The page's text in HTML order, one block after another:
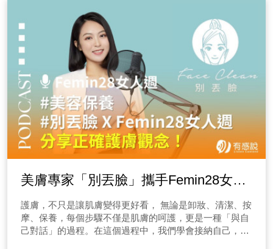
美膚專家「別丟臉」攜手Femin28女人
週，分享正確護膚觀念！
護膚，不只是讓肌膚變得更好看， 無論是卸妝、清潔、按
摩、保養，每個步驟不僅是肌膚的呵護，更是一種「與自
己對話」的過程。在這個過程中，我們學會接納自己，感